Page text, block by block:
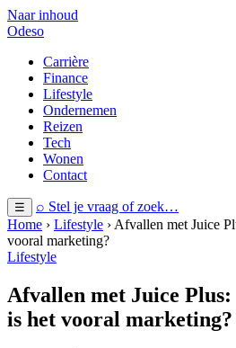
Naar inhoud
Odeso
Carrière
Finance
Lifestyle
Ondernemen
Reizen
Tech
Wonen
Contact
☰
⌕ Stel je vraag of zoek…
Home › Lifestyle › Afvallen met Juice
vooral marketing?
Lifestyle
Afvallen met Juice
is het vooral marketing?